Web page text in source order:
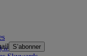
S’abonner